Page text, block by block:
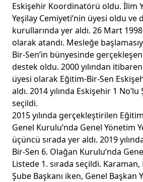
Eskişehir Koordinatörü oldu. İlim
Yeşilay Cemiyeti’nin üyesi oldu ve
kurullarında yer aldı. 26 Mart
olarak atandı. Mesleğe
Bir-Sen’in bünyesinde
destek oldu. 2000 yılından
üyesi olarak Eğitim-Bir-Sen
aldı. 2014 yılında Eskişehir 1 No’lu
seçildi.
2015 yılında gerçekleştirilen
Genel Kurulu’nda Genel Yönetim
üçüncü sırada yer aldı. 2019
Bir-Sen 6. Olağan Kurulu’nda
Listede 1. sırada seçildi. Karaman,
Şube Başkanı iken, Genel Başkan